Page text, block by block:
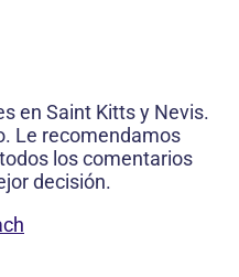
en Saint Kitts y Nevis.
Le recomendamos
los comentarios
decisión.